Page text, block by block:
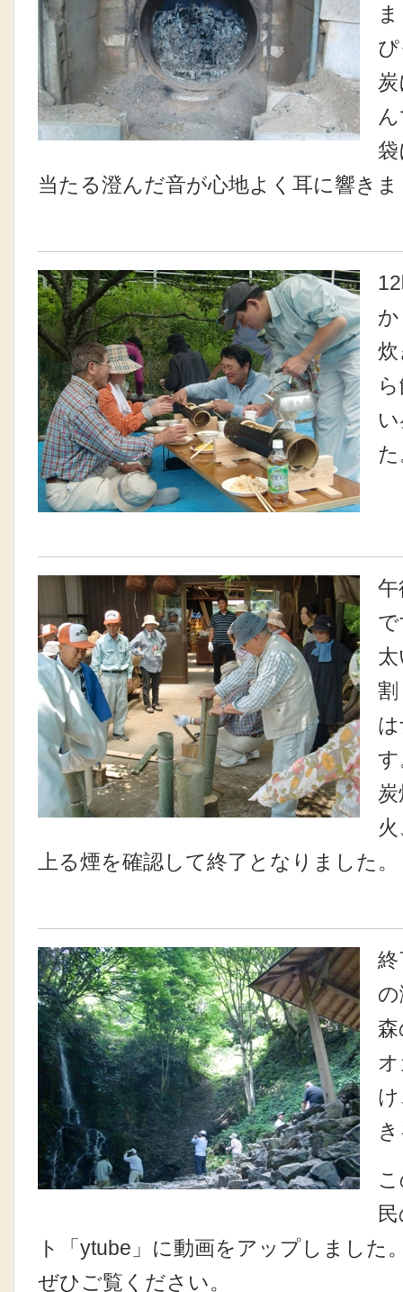
当たる澄んだ音が心地よく耳に響き
上る煙を確認して終了となりました。
ト「ytube」に動画をアップしました
ぜひご覧ください。